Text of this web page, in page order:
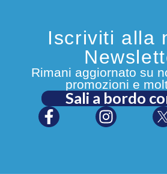
Iscriviti alla
Rimani aggiornato su
promozioni e
Sali a bordo